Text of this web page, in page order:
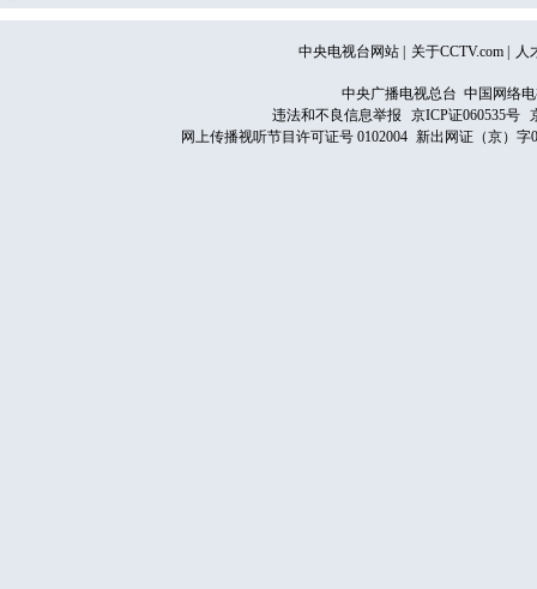
中央电视台网站 关于CCTV.com 人
中央广播电视总台 中国网络
违法和不良信息举报
京ICP证060535号
网上传播视听节目许可证号 0102004 新出网证（京）